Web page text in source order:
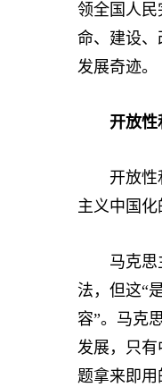
领全国人
命、建设
发展奇迹。
开放
开放性和
主义中国化
马克思主
法，但这“
容”。马克
发展，只有
题拿来即用